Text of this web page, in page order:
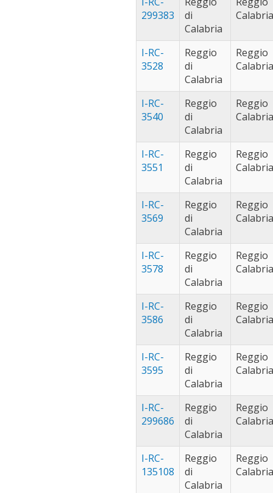
299383
di
Calabria
Calabria
I-RC-
3528
Reggio
di
Calabria
Reggio
Calabria
I-RC-
3540
Reggio
di
Calabria
Reggio
Calabria
I-RC-
3551
Reggio
di
Calabria
Reggio
Calabria
I-RC-
3569
Reggio
di
Calabria
Reggio
Calabria
I-RC-
3578
Reggio
di
Calabria
Reggio
Calabria
I-RC-
3586
Reggio
di
Calabria
Reggio
Calabria
I-RC-
3595
Reggio
di
Calabria
Reggio
Calabria
I-RC-
299686
Reggio
di
Calabria
Reggio
Calabria
I-RC-
135108
Reggio
di
Calabria
Reggio
Calabria